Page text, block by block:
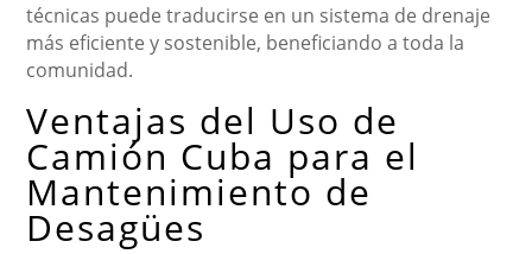
técnicas puede traducirse en un sistema de drenaje
más eficiente y sostenible, beneficiando a toda la
comunidad.
Ventajas del Uso de
Camión Cuba para el
Mantenimiento de
Desagües